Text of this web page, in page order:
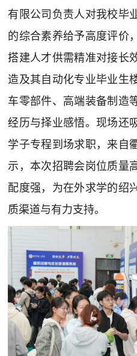
有限公司负责人对我校毕
的综合素养给予高度评价
搭建人才供需精准对接长
造及其自动化专业毕业生
车零部件、高端装备制造
经历与择业感悟。现场还
学子专程到场求职，来自
示，本次招聘会岗位质量
配度强，为在外求学的绍
质渠道与有力支持。